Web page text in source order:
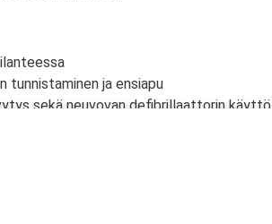
tunnistaminen ja ensiapu
sekä neuvovan defibrillaattorin käyttö